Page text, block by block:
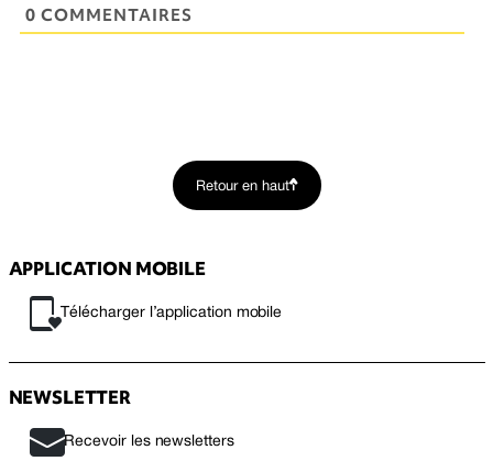
0 COMMENTAIRES
Retour en haut
APPLICATION MOBILE
Télécharger l’application mobile
NEWSLETTER
Recevoir les newsletters